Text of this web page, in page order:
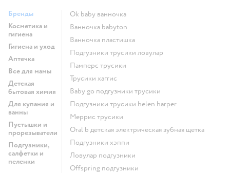
Бренды
Косметика и
гигиена
Гигиена и уход
Аптечка
Все для мамы
Детская
бытовая химия
Для купания и
ванны
Пустышки и
прорезыватели
Подгузники,
салфетки и
пеленки
ok baby ванночка
ванночка babyton
ванночка пластишка
подгузники трусики ловулар
памперс трусики
трусики хаггис
baby go подгузники трусики
подгузники трусики helen harper
меррис трусики
oral b детская электрическая зубная щетка
подгузники хэппи
ловулар подгузники
offspring подгузники